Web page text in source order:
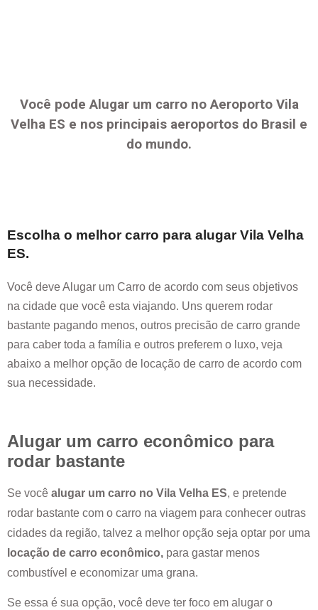
Você pode Alugar um carro no Aeroporto Vila
Velha ES e nos principais aeroportos do Brasil e
do mundo.
Escolha o melhor carro para alugarVila Velha
ES.
Você deve Alugar um Carro de acordo com seus objetivos
na cidade que você esta viajando. Uns querem rodar
bastante pagando menos, outros precisão de carro grande
para caber toda a família e outros preferem o luxo, veja
abaixo a melhor opção de locação de carro de acordo com
sua necessidade.
Alugar um carro econômico para
rodar bastante
Se você alugar um carro no Vila Velha ES, e pretende
rodar bastante com o carro na viagem para conhecer outras
cidades da região, talvez a melhor opção seja optar por uma
locação de carro econômico, para gastar menos
combustível e economizar uma grana.
Se essa é sua opção, você deve ter foco em alugar o